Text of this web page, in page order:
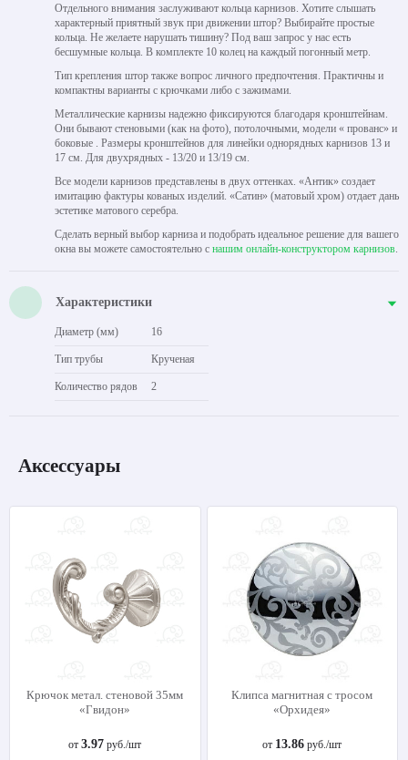
Отдельного внимания заслуживают кольца карнизов. Хотите слышать
характерный приятный звук при движении штор? Выбирайте простые
кольца. Не желаете нарушать тишину? Под ваш запрос у нас есть
бесшумные кольца. В комплекте 10 колец на каждый погонный метр.
Тип крепления штор также вопрос личного предпочтения. Практичны и
компактны варианты с крючками либо с зажимами.
Металлические карнизы надежно фиксируются благодаря кронштейнам.
Они бывают стеновыми (как на фото), потолочными, модели « прованс» и
боковые . Размеры кронштейнов для линейки однорядных карнизов 13 и
17 см. Для двухрядных - 13/20 и 13/19 см.
Все модели карнизов представлены в двух оттенках. «Антик» создает
имитацию фактуры кованых изделий. «Сатин» (матовый хром) отдает дань
эстетике матового серебра.
Сделать верный выбор карниза и подобрать идеальное решение для вашего
окна вы можете самостоятельно с нашим онлайн-конструктором карнизов.
Характеристики
Диаметр (мм) 16
Тип трубы Крученая
Количество рядов 2
Аксессуары
Крючок метал. стеновой 35мм
«Гвидон»
от3.97 руб./шт
Клипса магнитная с тросом
«Орхидея»
от 13.86 руб./шт